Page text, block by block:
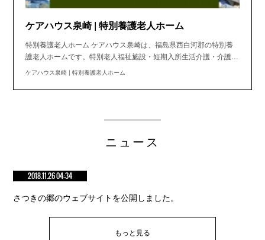
ケアハウス泉崎 | 特別養護老人ホーム
特別養護老人ホーム ケアハウス泉崎は、福島県西白河郡の特別養
護老人ホームです。特別老人福祉施設・短期入所生活介護・介護…
ケアハウス泉崎 | 特別養護老人ホーム
ニュース
2018.11.26 04:34
さつきの郷のウェブサイトを公開しました。
もっと見る